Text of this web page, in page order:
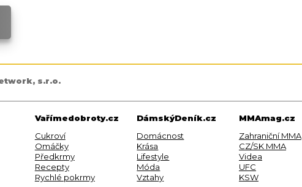
s.r.o.
Vařímedobroty.cz
Cukroví
Omáčky
Předkrmy
Recepty
Rychlé pokrmy
DámskýDeník.cz
Domácnost
Krása
Lifestyle
Móda
Vztahy
MMAmag.cz
Zahraniční MMA
CZ/SK MMA
Videa
UFC
KSW